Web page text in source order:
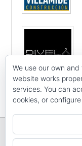
We use our own
website works
services. You can
cookies, or